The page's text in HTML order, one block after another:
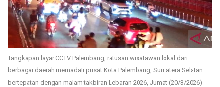
Tangkapan layar CCTV Palembang, ratusan wisatawan lokal dari
berbagai daerah memadati pusat Kota Palembang, Sumatera Selatan
bertepatan dengan malam takbiran Lebaran 2026, Jumat (20/3/2026)